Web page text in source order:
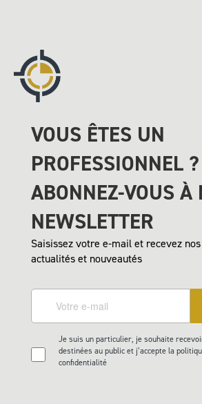
VOUS ÊTES UN
PROFESSIONNEL ?
ABONNEZ-VOUS À
NEWSLETTER
Saisissez votre e-mail et recevez
actualités et nouveautés
Je suis un particulier, je souhaite
destinées au public et j’accepte la
confidentialité